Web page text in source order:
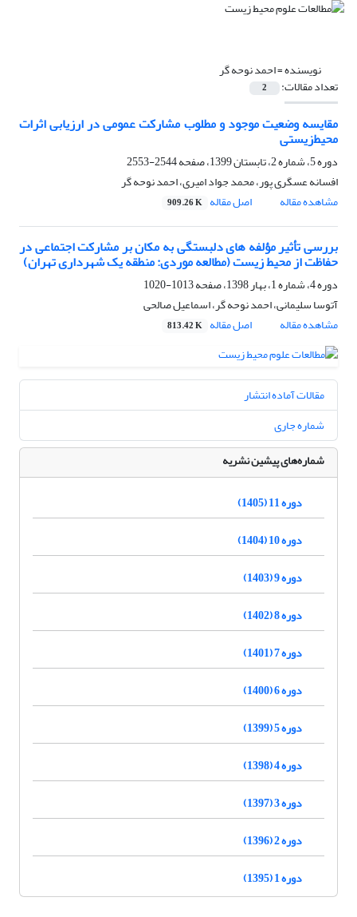
نویسنده =احمد نوحه گر
تعداد مقالات: 2
مقایسه وضعیت موجود و مطلوب مشارکت عمومی در ارزیابی اثرات
محیط‌زیستی
دوره 5، شماره 2، تابستان 1399، صفحه
2544-2553
افسانه عسگری پور، محمد جواد امیری، احمد نوحه گر
مشاهده مقاله
اصل مقاله 909.26 K
بررسی تأثیر مؤلفه‏ های دلبستگی به مکان بر مشارکت اجتماعی در
حفاظت از محیط‏ زیست (مطالعه موردی: منطقه یک شهرداری تهران)
دوره 4، شماره 1، بهار 1398، صفحه
1013-1020
آتوسا سلیمانی، احمد نوحه گر، اسماعیل صالحی
مشاهده مقاله
اصل مقاله 813.42 K
مقالات آماده انتشار
شماره جاری
شماره‌های پیشین نشریه
دوره 11 (1405)
دوره 10 (1404)
دوره 9 (1403)
دوره 8 (1402)
دوره 7 (1401)
دوره 6 (1400)
دوره 5 (1399)
دوره 4 (1398)
دوره 3 (1397)
دوره 2 (1396)
دوره 1 (1395)